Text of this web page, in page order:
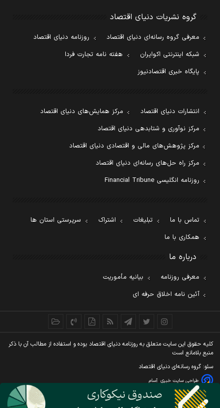
گروه نشریات دنیای اقتصاد
معرفی گروه رسانه‌ای دنیای اقتصاد
روزنامه دنیای اقتصاد
شبکه اینترنتی اکوایران
هفته نامه تجارت فردا
پایگاه خبری اقتصادنیوز
انتشارات دنیای اقتصاد
مرکز همایش‌های دنیای اقتصاد
مرکز نوآوری و شتابدهی دنیای اقتصاد
مرکز پژوهش‌های مالی و اقتصادی دنیای اقتصاد
مرکز راه حل‌های رسانه‌ای دنیای اقتصاد
روزنامه انگلیسی Financial Tribune
تماس با ما تبلیغات اشتراک
سرپرستی استان ها
همکاری با ما
درباره ما
معرفی روزنامه
بیانیه مأموریت
آئین نامه اخلاق حرفه ای
کليه حقوق اين سايت متعلق به روزنامه دنيای اقتصاد بوده و استفاده از مطالب آن با ذکر
منبع بلامانع است
سئو: گروه رسانه‌ای دنیای اقتصاد
طراحی سایت خبری آسام